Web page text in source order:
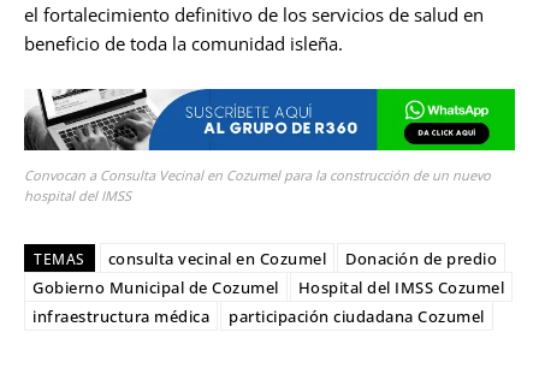
el fortalecimiento definitivo de los servicios de salud en
beneficio de toda la comunidad isleña.
Convocan a Consulta Vecinal en Cozumel para la construcción de un nuevo
hospital del IMSS
TEMAS consulta vecinal en Cozumel
Donación de predio
Gobierno Municipal de Cozumel
Hospital del IMSS Cozumel
infraestructura médica
participación ciudadana Cozumel